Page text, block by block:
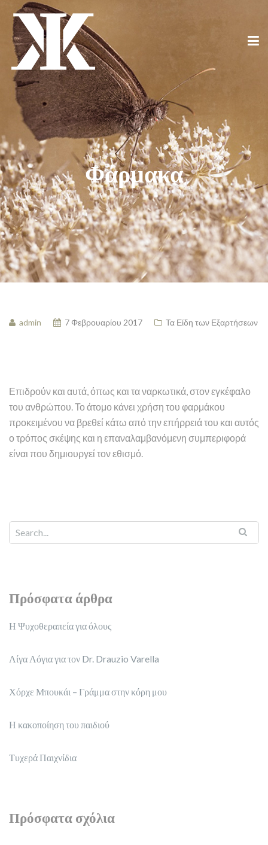
Φάρμακα
admin 7 Φεβρουαρίου 2017 Τα Είδη των Εξαρτήσεων
Επιδρούν και αυτά, όπως και τα ναρκωτικά, στον εγκέφαλο
του ανθρώπου. Το άτομο κάνει χρήση του φαρμάκου
προκειμένου να βρεθεί κάτω από την επήρρειά του και αυτός
ο τρόπος σκέψης και η επαναλαμβανόμενη συμπεριφορά
είναι που δημιουργεί τον εθισμό.
Πρόσφατα άρθρα
Η Ψυχοθεραπεία για όλους
Λίγα Λόγια για τον Dr. Drauzio Varella
Χόρχε Μπουκάι – Γράμμα στην κόρη μου
Η κακοποίηση του παιδιού
Τυχερά Παιχνίδια
Πρόσφατα σχόλια